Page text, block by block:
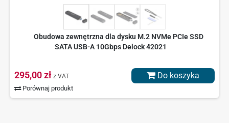
Obudowa zewnętrzna dla dysku M.2 NVMe PCIe SSD
SATA USB-A 10Gbps Delock 42021
295,00 zł z VAT
Porównaj produkt
Do koszyka